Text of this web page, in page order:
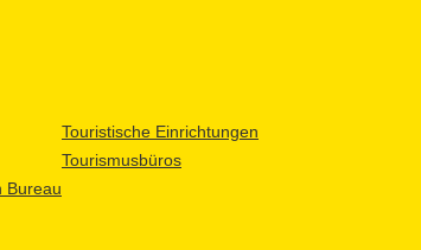
Bureau
Touristische Einrichtungen
Tourismusbüros